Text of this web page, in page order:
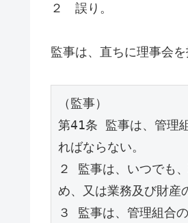
２ 誤り。
監事は、直ちに理事会
（監事）
第41条 監事は、管理
ればならない。
２ 監事は、いつでも
め、又は業務及び財産
３ 監事は、管理組合